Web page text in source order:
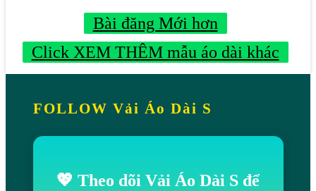
Bài đăng Mới hơn
Click XEM THÊM mẫu áo dài khác
FOLLOW Vải Áo Dài S
💖 Theo dõi Vải Áo Dài S để